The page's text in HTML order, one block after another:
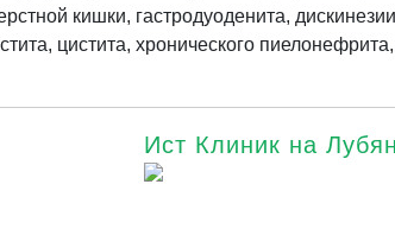
кишки, гастродуоденита,
цистита, хронического
Ист Клиник на